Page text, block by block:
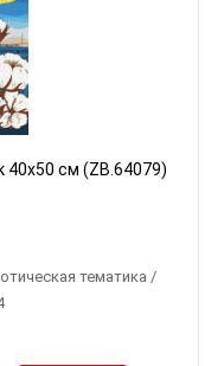
40х50 см (ZB.64079)
тематика /